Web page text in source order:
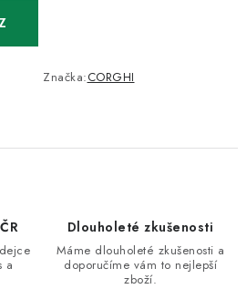
Značka:CORGHI
a
Dlouholeté zkušenosti
Máme dlouholeté zkušenosti a
doporučíme vám to nejlepší
zboží.